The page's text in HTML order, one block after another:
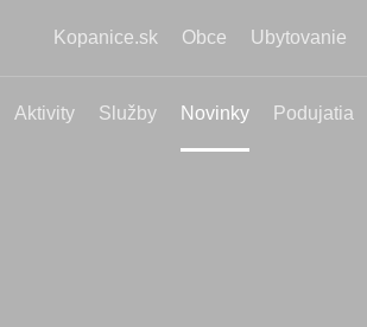
Kopanice.sk Obce Ubytovanie
Aktivity Služby Novinky Podujatia